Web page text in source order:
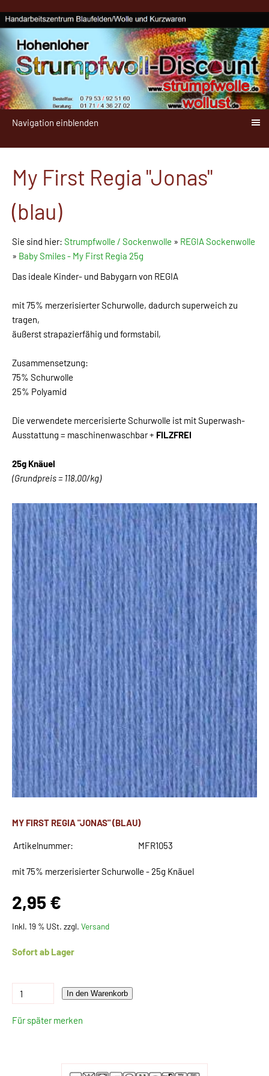
Navigation einblenden
My First Regia "Jonas"
(blau)
Sie sind hier: Strumpfwolle / Sockenwolle » REGIA Sockenwolle
» Baby Smiles - My First Regia 25g
Das ideale Kinder- und Babygarn von REGIA
mit 75% merzerisierter Schurwolle, dadurch superweich zu
tragen,
äußerst strapazierfähig und formstabil,
Zusammensetzung:
75% Schurwolle
25% Polyamid
Die verwendete mercerisierte Schurwolle ist mit Superwash-
Ausstattung = maschinenwaschbar + FILZFREI
25g Knäuel
(Grundpreis = 118,00/kg)
MY FIRST REGIA "JONAS" (BLAU)
Artikelnummer: MFR1053
mit 75% merzerisierter Schurwolle - 25g Knäuel
2,95 €
Inkl. 19 % USt. zzgl. Versand
Sofort ab Lager
In den Warenkorb
Für später merken